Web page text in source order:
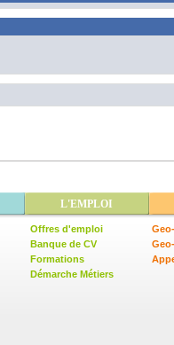
L'EMPLOI
Offres d'emploi
Banque de CV
Formations
Démarche Métiers